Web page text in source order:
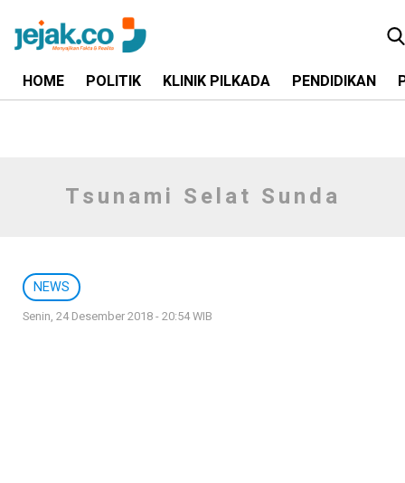
HOME POLITIK KLINIK PILKADA PENDIDIKAN
Tsunami Selat Sunda
NEWS
Senin, 24 Desember 2018 - 20:54 WIB